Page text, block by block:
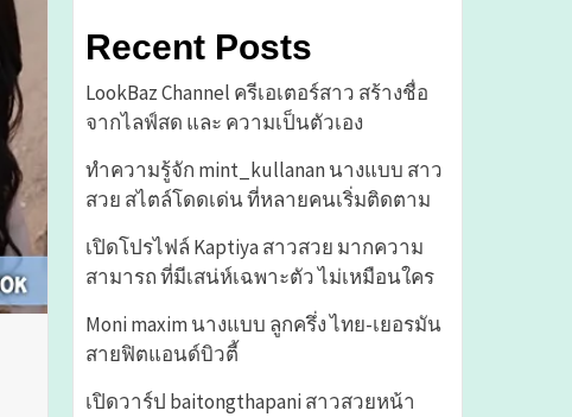
Recent Posts
LookBaz Channel ครีเอเตอร์สาว สร้างชื่อ
จากไลฟ์สด และ ความเป็นตัวเอง
ทำความรู้จัก mint_kullanan นางแบบ สาว
สวย สไตล์โดดเด่น ที่หลายคนเริ่มติดตาม
เปิดโปรไฟล์ Kaptiya สาวสวย มากความ
สามารถ ที่มีเสน่ห์เฉพาะตัว ไม่เหมือนใคร
Moni maxim นางแบบ ลูกครึ่ง ไทย-เยอรมัน
สายฟิตแอนด์บิวตี้
เปิดวาร์ป baitongthapani สาวสวยหน้า